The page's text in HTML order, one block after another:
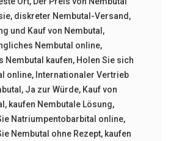
, diskreter Nembutal-Versand ,
und Kauf von Nembutal ,
Nembutal online,
Nembutal kaufen, Holen Sie sich
online, Internationaler Vertrieb
, Ja zur Würde, Kauf von
, kaufen Nembutale Lösung,
Natriumpentobarbital online,
Nembutal ohne Rezept, kaufen